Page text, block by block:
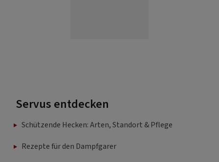
Servus entdecken
Schützende Hecken: Arten, Standort & Pflege
Rezepte für den Dampfgarer